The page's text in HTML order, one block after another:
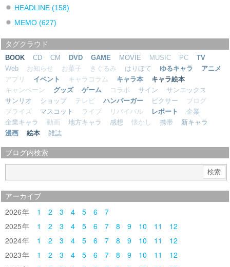
HEADLINE (158)
MEMO (627)
タグクラウド
BOOK CD CM DVD GAME MOVIE MUSIC PC
TV
Web
お知らせ お菓子 きぐるみ はりぼて ゆるキャラ
アニメ
アプリ
イベント キャラコラム キャラ本
キャラ絵本
キャンペーン
グッズ ゲーム コラボ サイン
サンエックス
サンリオ
ショップ テレビ ハンバーガー ピクサー
ブログ
プライズ
マスコット ライブ リバイバル レポート
企業
企業キャラ
動画 地方キャラ 感想 懐かし 携帯
新キャラ
漫画
絵本 雑誌
ブログ内検索
アーカイブ
2026 1 2 3 4 5 6
7
2025
1 2 3 4 5 6 7 8 9 10 11
12
2024
1 2 3 4 5 6 7 8 9 10 11
12
2023
1 2 3 4 5 6 7 8 9 10 11
12